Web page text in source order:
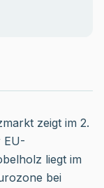
zeigt im 2.
EU-
liegt im
bei